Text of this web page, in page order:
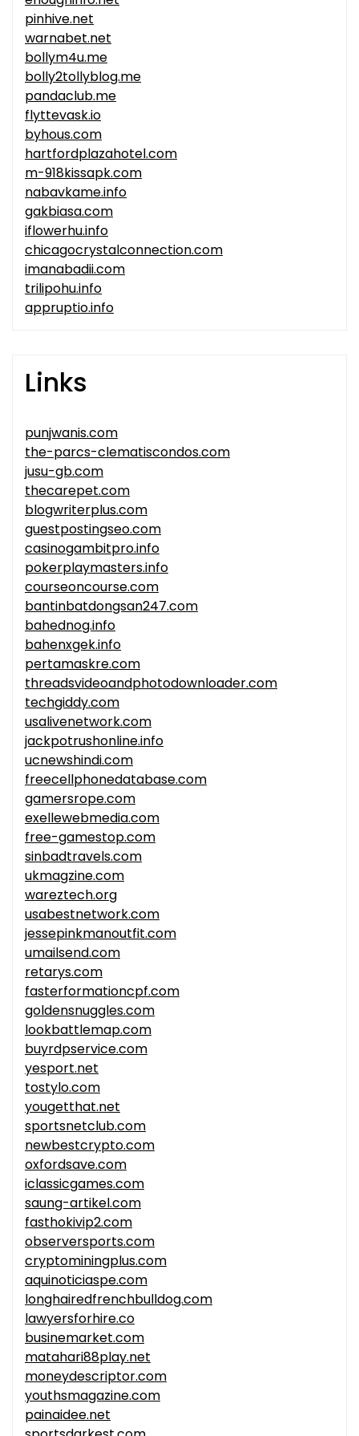
pinhive.net
warnabet.net
bollym4u.me
bolly2tollyblog.me
pandaclub.me
flyttevask.io
byhous.com
hartfordplazahotel.com
m-918kissapk.com
nabavkame.info
gakbiasa.com
iflowerhu.info
chicagocrystalconnection.com
imanabadii.com
trilipohu.info
appruptio.info
Links
punjwanis.com
the-parcs-clematiscondos.com
jusu-gb.com
thecarepet.com
blogwriterplus.com
guestpostingseo.com
casinogambitpro.info
pokerplaymasters.info
courseoncourse.com
bantinbatdongsan247.com
bahednog.info
bahenxgek.info
pertamaskre.com
threadsvideoandphotodownloader.com
techgiddy.com
usalivenetwork.com
jackpotrushonline.info
ucnewshindi.com
freecellphonedatabase.com
gamersrope.com
exellewebmedia.com
free-gamestop.com
sinbadtravels.com
ukmagzine.com
wareztech.org
usabestnetwork.com
jessepinkmanoutfit.com
umailsend.com
retarys.com
fasterformationcpf.com
goldensnuggles.com
lookbattlemap.com
buyrdpservice.com
yesport.net
tostylo.com
yougetthat.net
sportsnetclub.com
newbestcrypto.com
oxfordsave.com
iclassicgames.com
saung-artikel.com
fasthokivip2.com
observersports.com
cryptominingplus.com
aquinoticiaspe.com
longhairedfrenchbulldog.com
lawyersforhire.co
businemarket.com
matahari88play.net
moneydescriptor.com
youthsmagazine.com
painaidee.net